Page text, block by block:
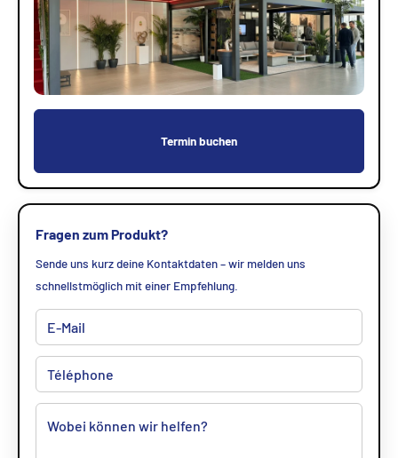
Termin buchen
Fragen zum Produkt?
Sende uns kurz deine Kontaktdaten – wir melden uns
schnellstmöglich mit einer Empfehlung.